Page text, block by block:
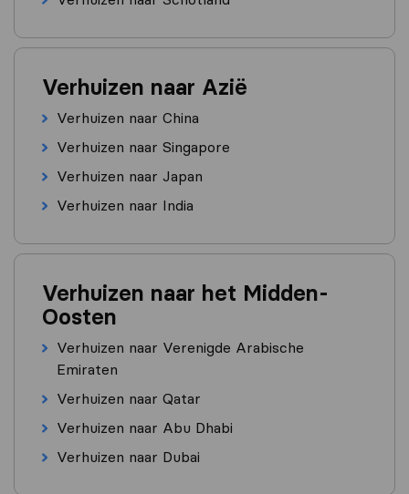
Verhuizen naar Azië
Verhuizen naar China
Verhuizen naar Singapore
Verhuizen naar Japan
Verhuizen naar India
Verhuizen naar het Midden-
Oosten
Verhuizen naar Verenigde Arabische
Emiraten
Verhuizen naar Qatar
Verhuizen naar Abu Dhabi
Verhuizen naar Dubai